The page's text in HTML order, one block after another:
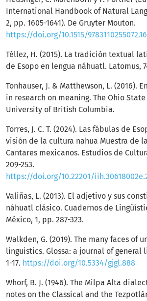
International Handbook of Natural
2, pp. 1605-1641). De Gruyter Mouton.
https://doi.org/10.1515/
Téllez, H. (2015). La tradición textual
de Esopo en lengua náhuatl. Latomus,
Tonhauser, J. & Matthewson, L. (2016).
in research on meaning. The Ohio
University of British Columbia.
Torres, J. C. T. (2024). Las fábulas de
visión de la cultura nahua Muestra de
Cantares mexicanos. Estudios de
209-253.
https://doi.org/10.22201/
Valiñas, L. (2013). El adjetivo y sus
náhuatl clásico. Cuadernos de
México, 1, pp. 287-323.
Walkden, G. (2019). The many faces of
linguistics. Glossa: a journal of general
1-17. https://doi.org/10.5334/gjgl.888
Whorf, B. J. (1946). The Milpa Alta
notes on the Classical and the